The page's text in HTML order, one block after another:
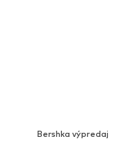
Bershka výpredaj